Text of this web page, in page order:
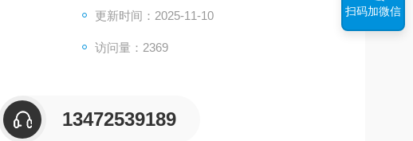
更新时间：2025-11-10
访问量：2369
13472539189
扫码加微信